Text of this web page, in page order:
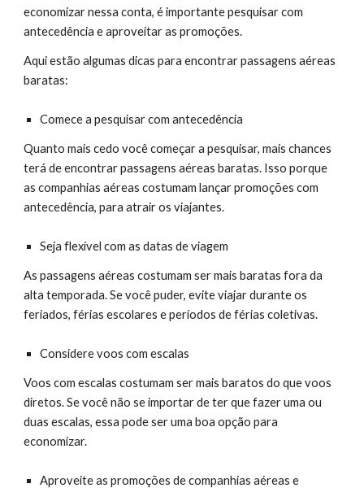
economizar nessa conta, é importante pesquisar com
antecedência e aproveitar as promoções.
Aqui estão algumas dicas para encontrar passagens aéreas
baratas:
Comece a pesquisar com antecedência
Quanto mais cedo você começar a pesquisar, mais chances
terá de encontrar passagens aéreas baratas. Isso porque
as companhias aéreas costumam lançar promoções com
antecedência, para atrair os viajantes.
Seja flexível com as datas de viagem
As passagens aéreas costumam ser mais baratas fora da
alta temporada. Se você puder, evite viajar durante os
feriados, férias escolares e períodos de férias coletivas.
Considere voos com escalas
Voos com escalas costumam ser mais baratos do que voos
diretos. Se você não se importar de ter que fazer uma ou
duas escalas, essa pode ser uma boa opção para
economizar.
Aproveite as promoções de companhias aéreas e